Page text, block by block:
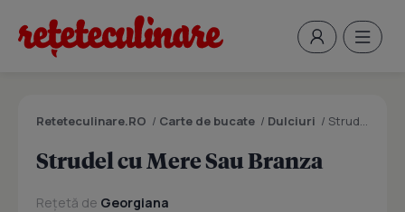
Reteteculinare.RO / Carte de bucate / Dulciuri / Strudel cu Mere Sau Branza
Strudel cu Mere Sau Branza
Rețetă de Georgiana